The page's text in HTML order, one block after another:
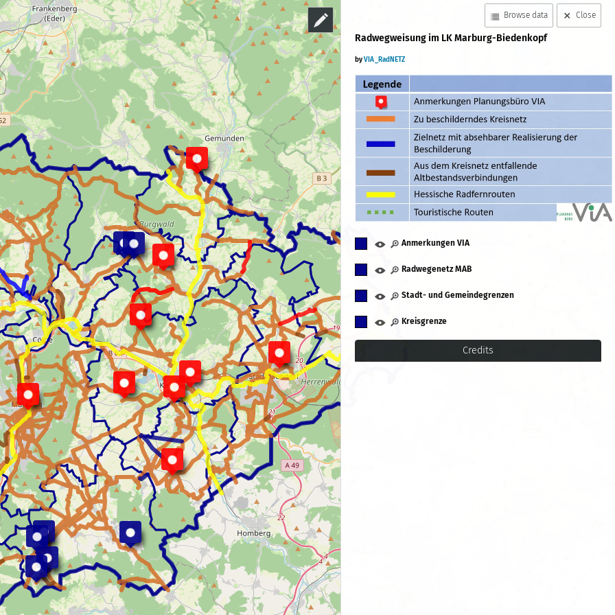
Close
Browse data
Radwegweisung im LK Marburg-Biedenkopf
byVIA_RadNETZ
Anmerkungen VIA
Radwegenetz MAB
Stadt- und Gemeindegrenzen
Kreisgrenze
Credits